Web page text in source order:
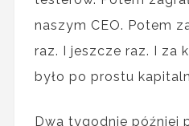
naszym CEO. Potem
raz. I jeszcze raz. I za
było po prostu
Dwa tygodnie później